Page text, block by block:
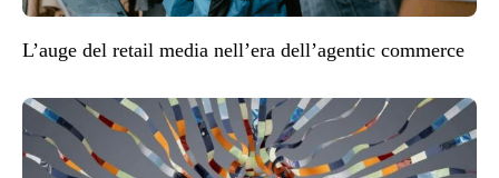
L’auge del retail media nell’era dell’agentic commerce